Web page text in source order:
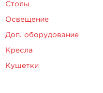
Столы
Освещение
Доп. оборудование
Кресла
Кушетки